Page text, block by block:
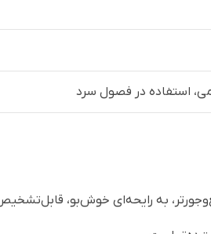
استفاده در فصول سرد
به رایحه‌ای خوش‌بو،